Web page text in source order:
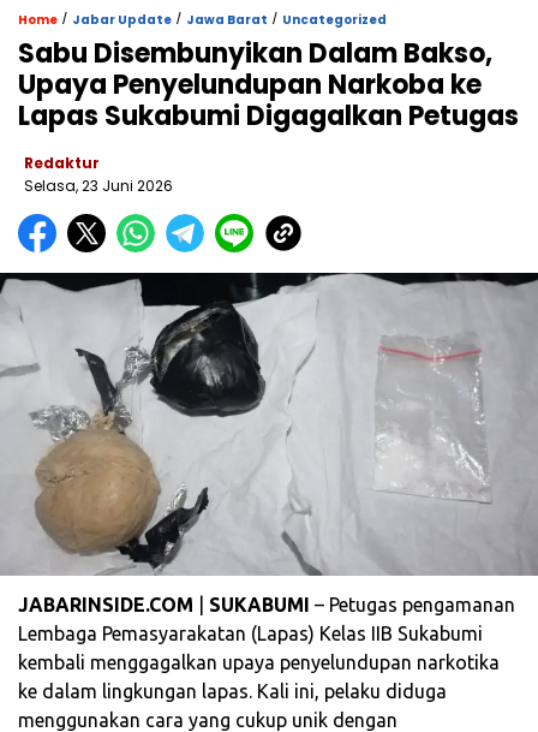
Home / Jabar Update / Jawa Barat / Uncategorized
Sabu Disembunyikan Dalam Bakso,
Upaya Penyelundupan Narkoba ke
Lapas Sukabumi Digagalkan Petugas
Redaktur
Selasa, 23 Juni 2026
JABARINSIDE.COM SUKABUMI – Petugas pengamanan
Lembaga Pemasyarakatan (Lapas) Kelas IIB Sukabumi
kembali menggagalkan upaya penyelundupan narkotika
ke dalam lingkungan lapas. Kali ini, pelaku diduga
menggunakan cara yang cukup unik dengan